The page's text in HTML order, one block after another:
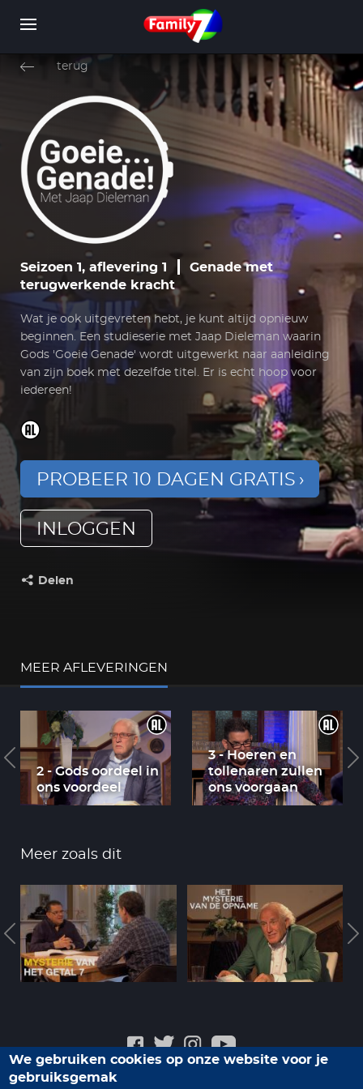
inhoud
gaan
WORD LID INLOGGEN
terug
Seizoen 1, aflevering 1
Genade met
terugwerkende kracht
Wat je ook uitgevreten hebt, je kunt altijd opnieuw
beginnen. Een studieserie met Jaap Dieleman waarin
Gods 'Goeie Genade' wordt uitgewerkt naar aanleiding
van zijn boek met dezelfde titel. Er is echt hoop voor
iedereen!
PROBEER 10 DAGEN GRATIS
INLOGGEN
Delen
MEER AFLEVERINGEN
2 - Gods oordeel in
ons voordeel
3 - Hoeren en
tollenaren zullen
ons voorgaan
Meer zoals dit
Veelgestelde vragen
We gebruiken cookies op onze website voor je
gebruiksgemak